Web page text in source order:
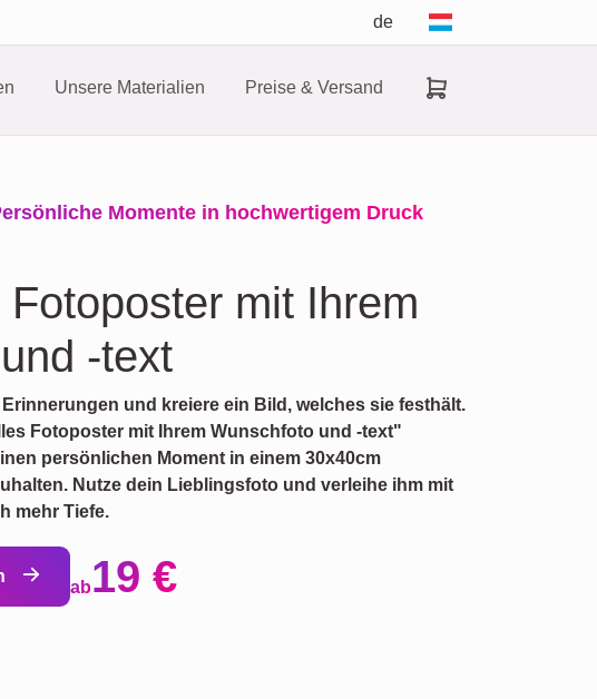
de
Unsere Materialien Preise & Versand
Momente in hochwertigem Druck
mit Ihrem
-text
und kreiere ein Bild, welches sie festhält.
Fotoposter mit Ihrem Wunschfoto und -text"
persönlichen Moment in einem 30x40cm
Nutze dein Lieblingsfoto und verleihe ihm mit
mehr Tiefe.
ab19 €